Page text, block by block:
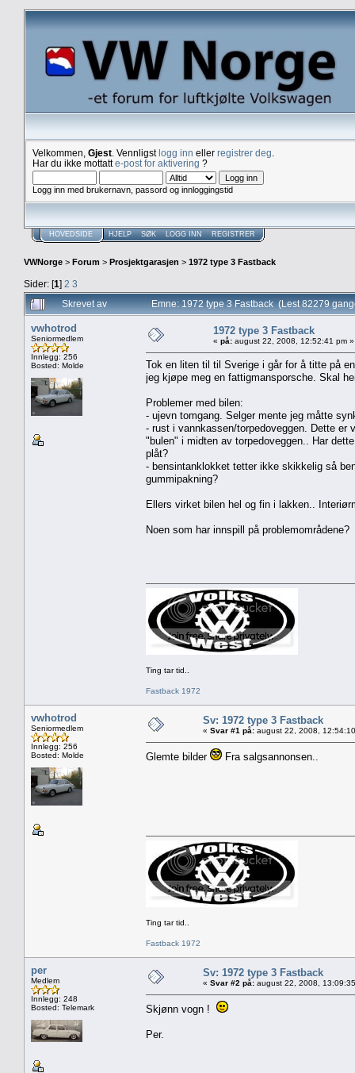
Velkommen, Gjest . Vennligstlogg inn eller registrer deg
Har du ikke mottatte-post for aktivering ?
Logg inn med brukernavn, passord og innloggingstid
HOVEDSIDE HJELP SØK LOGG INN REGISTRER
VWNorge > Forum > Prosjektgarasjen > 1972 type 3 Fastback
Sider: [1] 2 3
Skrevet av
Emne: 1972 type 3 Fastback (Lest 82279
vwhotrod
Seniormedlem
Innlegg: 256
Bosted: Molde
1972 type 3 Fastback
« på: august 22, 2008, 12:52:41 pm »
Tok en liten til til Sverige i går for å titte på
jeg kjøpe meg en fattigmansporsche. Skal
Problemer med bilen:
- ujevn tomgang. Selger mente jeg måtte
- rust i vannkassen/torpedoveggen. Dette er
"bulen" i midten av torpedoveggen.. Har
plåt?
- bensintanklokket tetter ikke skikkelig så
gummipakning?
Ellers virket bilen hel og fin i lakken..
Noen som har innspill på problemområdene?
Ting tar tid..
Fastback 1972
vwhotrod
Seniormedlem
Innlegg: 256
Bosted: Molde
Sv: 1972 type 3 Fastback
« Svar #1 på: august 22, 2008,
Glemte bilder Fra salgsannonsen..
Ting tar tid..
Fastback 1972
per
Medlem
Innlegg: 248
Bosted: Telemark
Sv: 1972 type 3 Fastback
« Svar #2 på: august 22, 2008,
Skjønn vogn !
Per.